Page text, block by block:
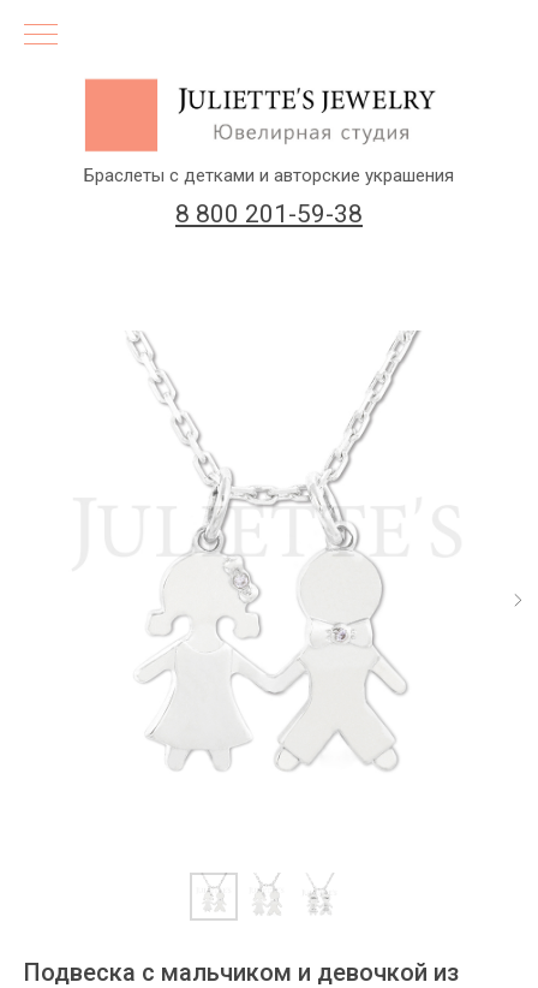
Заказать звонок
8 800 201-59-38
(бесплатный звонок по России)
Браслеты с детками и авторские украшения
Подвеска с мальчиком и девочкой из